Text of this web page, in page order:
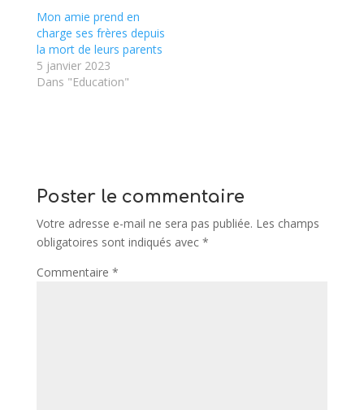
Mon amie prend en
charge ses frères depuis
la mort de leurs parents
5 janvier 2023
Dans "Education"
Poster le commentaire
Votre adresse e-mail ne sera pas publiée. Les champs
obligatoires sont indiqués avec *
Commentaire *